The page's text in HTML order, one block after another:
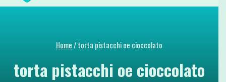
Home/torta pistacchi oe cioccolato
torta pistacchi oe cioccolato